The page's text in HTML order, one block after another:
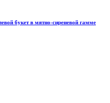
букет в мятно-сиреневой гамме